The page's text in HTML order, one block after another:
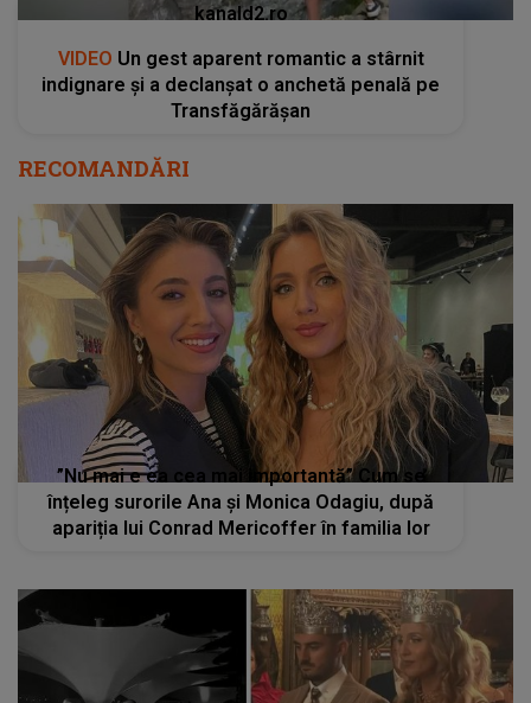
kanald2.ro
VIDEO Un gest aparent romantic a stârnit
indignare și a declanșat o anchetă penală pe
Transfăgărășan
RECOMANDĂRI
”Nu mai e ea cea mai importantă” Cum se
înțeleg surorile Ana și Monica Odagiu, după
apariția lui Conrad Mericoffer în familia lor